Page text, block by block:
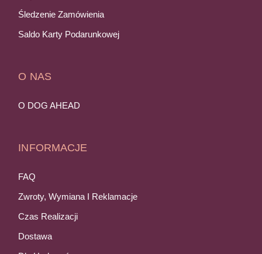
Śledzenie Zamówienia
Saldo Karty Podarunkowej
O NAS
O DOG AHEAD
INFORMACJE
FAQ
Zwroty, Wymiana I Reklamacje
Czas Realizacji
Dostawa